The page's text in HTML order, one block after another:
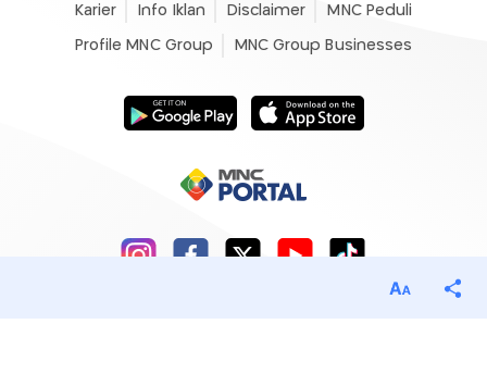
Karier Info Iklan Disclaimer MNC Peduli
Profile MNC Group MNC Group Businesses